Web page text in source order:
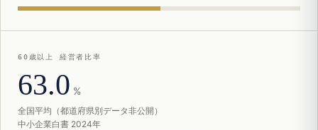
60歳以上 経営者比率
63.0 %
全国平均（都道府県別データ非公開）
中小企業白書 2024年